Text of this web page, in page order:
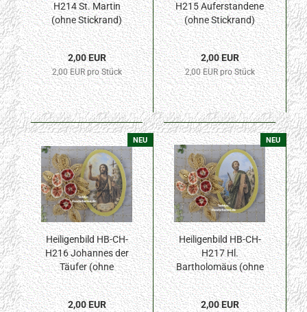
H214 St. Martin
(ohne Stickrand)
30x45mm
2,00 EUR
2,00 EUR pro Stück
H215 Auferstandene
(ohne Stickrand)
30x45mm
2,00 EUR
2,00 EUR pro Stück
NEU
Heiligenbild HB-CH-
H216 Johannes der
Täufer (ohne
Stickrand) 30x45mm
2,00 EUR
NEU
Heiligenbild HB-CH-
H217 Hl.
Bartholomäus (ohne
Stickrand) 30x45mm
2,00 EUR